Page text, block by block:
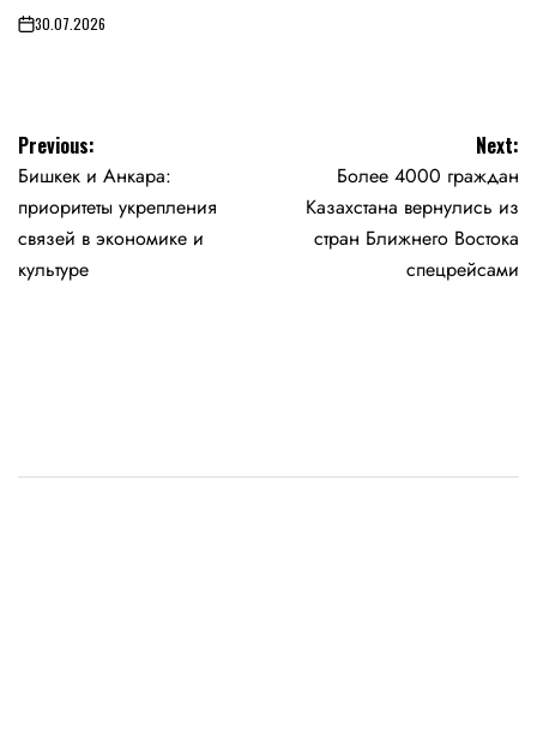
on30.07.2026
Навигация
по
записям
Previous:
Бишкек и Анкара:
приоритеты укрепления
связей в экономике и
культуре
Next:
Более 4000 граждан
Казахстана вернулись из
стран Ближнего Востока
спецрейсами